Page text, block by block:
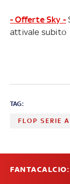
- Offerte Sky -
attivale subito
TAG:
FLOP SERIE A